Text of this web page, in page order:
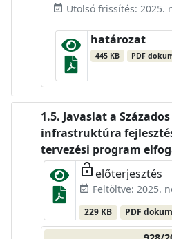
event_available Utolsó frissítés: 2025.
határozat
445 KB PDF
Javaslat a
infrastruktúra
tervezési program
lock_open előterjesztés
event_available Feltöltve: 2025.
229 KB PDF